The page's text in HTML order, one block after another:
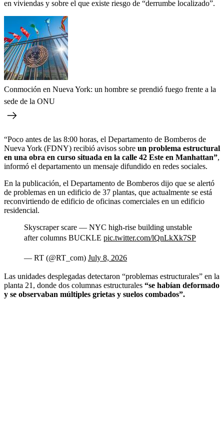
en viviendas y sobre el que existe riesgo de “derrumbe localizado”.
Conmoción en Nueva York: un hombre se prendió fuego frente a la
sede de la ONU
“Poco antes de las 8:00 horas, el Departamento de Bomberos de
Nueva York (FDNY) recibió avisos sobre un problema estructural
en una obra en curso situada en la calle 42 Este en Manhattan”,
informó el departamento un mensaje difundido en redes sociales.
En la publicación, el Departamento de Bomberos dijo que se alertó
de problemas en un edificio de 37 plantas, que actualmente se está
reconvirtiendo de edificio de oficinas comerciales en un edificio
residencial.
Skyscraper scare — NYC high-rise building unstable
after columns BUCKLE pic.twitter.com/lQnLkXk7SP
— RT (@RT_com) July 8, 2026
Las unidades desplegadas detectaron “problemas estructurales” en la
planta 21, donde dos columnas estructurales “se habían deformado
y se observaban múltiples grietas y suelos combados”.